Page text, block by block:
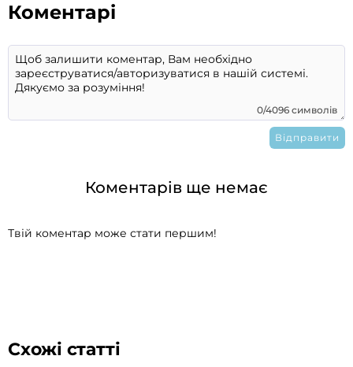
Коментарі
0/4096 символів
Коментарів ще немає
Твій коментар може стати першим!
Схожі статті